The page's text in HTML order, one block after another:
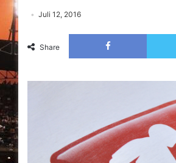
Juli 12, 2016
Share
Facebook